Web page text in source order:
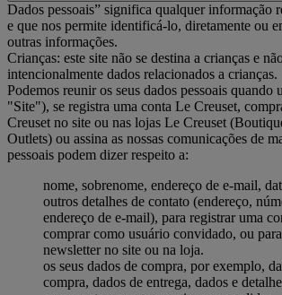
Dados pessoais” significa qualquer informação
e que nos permite identificá-lo, diretamente ou
outras informações.
Crianças: este site não se destina a crianças e
intencionalmente dados relacionados a crianças.
Podemos reunir os seus dados pessoais quando
"Site"), se registra uma conta Le Creuset,
Creuset no site ou nas lojas Le Creuset
Outlets) ou assina as nossas comunicações de
pessoais podem dizer respeito a:
nome, sobrenome, endereço de e-mail,
outros detalhes de contato (endereço,
endereço de e-mail), para registrar uma
comprar como usuário convidado, ou para
newsletter no site ou na loja.
os seus dados de compra, por exemplo,
compra, dados de entrega, dados e